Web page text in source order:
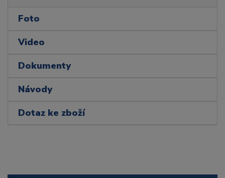
Foto
Video
Dokumenty
Návody
Dotaz ke zboží